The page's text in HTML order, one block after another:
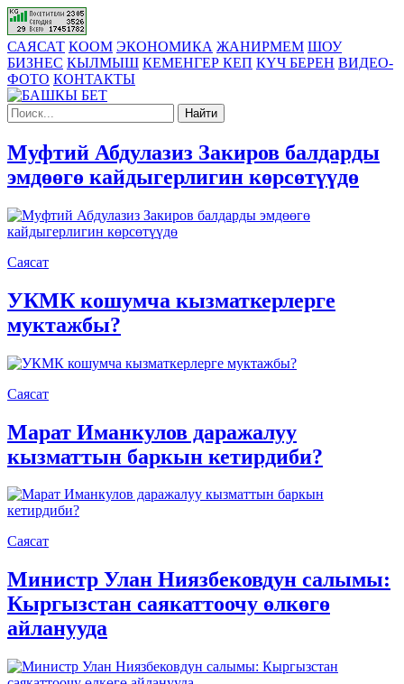
САЯСАТ КООМ ЭКОНОМИКА ЖАНИРМЕМ ШОУ
БИЗНЕС КЫЛМЫШ КЕМЕНГЕР КЕП КҮЧ БЕРЕН ВИДЕО-
ФОТО КОНТАКТЫ
Найти
Муфтий Абдулазиз Закиров балдарды
эмдөөгө кайдыгерлигин көрсөтүүдө
Саясат
УКМК кошумча кызматкерлерге
муктажбы?
Саясат
Марат Иманкулов даражалуу
кызматтын баркын кетирдиби?
Саясат
Министр Улан Ниязбековдун салымы:
Кыргызстан саякаттоочу өлкөгө
айланууда